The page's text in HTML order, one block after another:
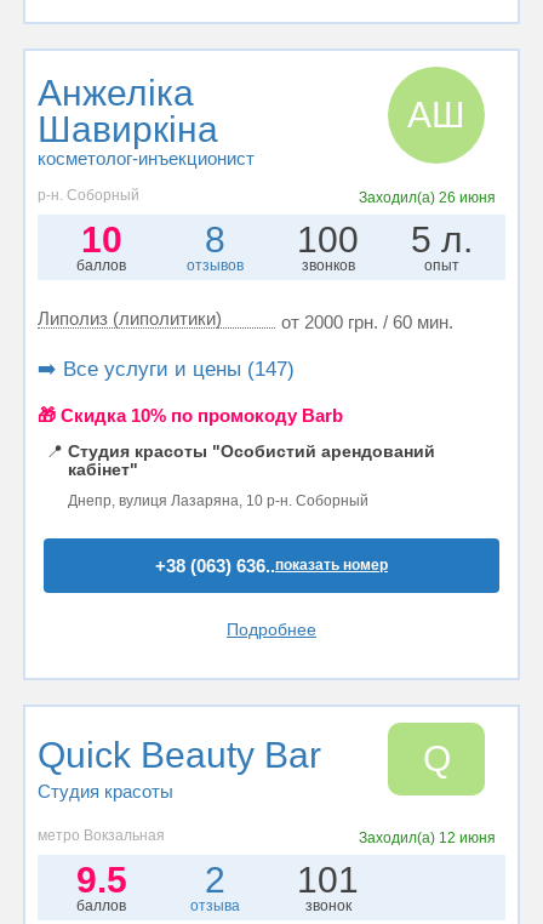
Анжеліка
Шавиркіна
косметолог-инъекционист
АШ
р-н. Соборный Заходил(а)26 июня
10
баллов
8
отзывов
100
звонков
5 л.
опыт
Липолиз (липолитики) от 2000 грн. / 60 мин.
➡️ Все услуги и цены (147)
🎁 Cкидка 10% по промокоду Barb
📍 Студия красоты "Особистий арендований
кабінет"
Днепр, вулиця Лазаряна, 10 р-н. Соборный
+38 (063) 636..показать номер
Подробнее
Quick Beauty Bar
Студия красоты
Q
метро Вокзальная Заходил(а) 12 июня
9.5
баллов
2
отзыва
101
звонок